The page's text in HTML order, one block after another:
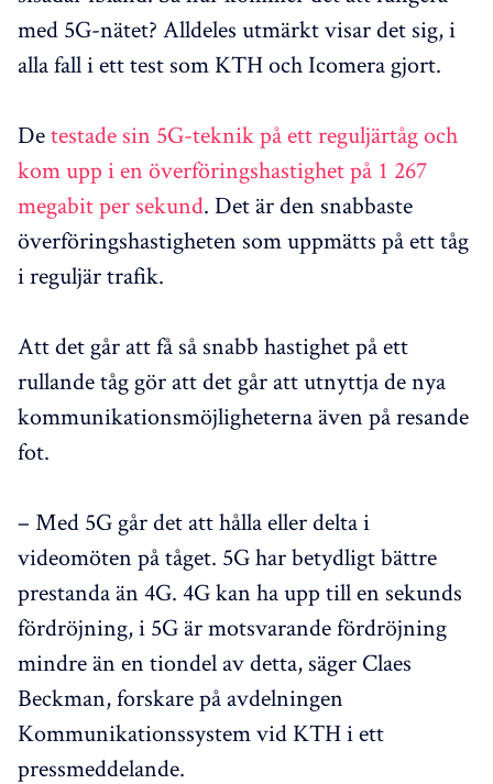
med 5G-nätet? Alldeles utmärkt visar det sig, i
alla fall i ett test som KTH och Icomera gjort.
Detestade sin 5G-teknik på ett reguljärtåg och
kom upp i en överföringshastighet på 1 267
megabit per sekund. Det är den snabbaste
överföringshastigheten som uppmätts på ett tåg
i reguljär trafik.
Att det går att få så snabb hastighet på ett
rullande tåg gör att det går att utnyttja de nya
kommunikationsmöjligheterna även på resande
fot.
– Med 5G går det att hålla eller delta i
videomöten på tåget. 5G har betydligt bättre
prestanda än 4G. 4G kan ha upp till en sekunds
fördröjning, i 5G är motsvarande fördröjning
mindre än en tiondel av detta, säger Claes
Beckman, forskare på avdelningen
Kommunikationssystem vid KTH i ett
pressmeddelande.